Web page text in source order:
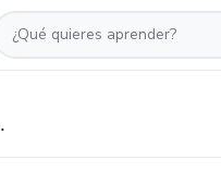
Cami.leoo